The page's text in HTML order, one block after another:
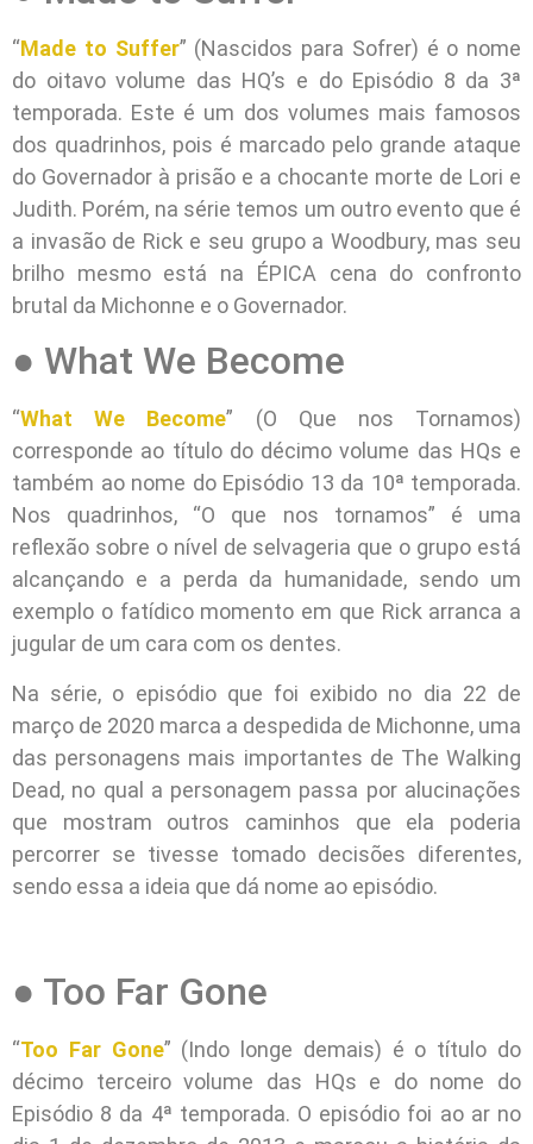
“Made to Suffer” (Nascidos para Sofrer) é o nome
do oitavo volume das HQ’s e do Episódio 8 da 3ª
temporada. Este é um dos volumes mais famosos
dos quadrinhos, pois é marcado pelo grande ataque
do Governador à prisão e a chocante morte de Lori e
Judith. Porém, na série temos um outro evento que é
a invasão de Rick e seu grupo a Woodbury, mas seu
brilho mesmo está na ÉPICA cena do confronto
brutal da Michonne e o Governador.
● What We Become
“What We Become” (O Que nos Tornamos)
corresponde ao título do décimo volume das HQs e
também ao nome do Episódio 13 da 10ª temporada.
Nos quadrinhos, “O que nos tornamos” é uma
reflexão sobre o nível de selvageria que o grupo está
alcançando e a perda da humanidade, sendo um
exemplo o fatídico momento em que Rick arranca a
jugular de um cara com os dentes.
Na série, o episódio que foi exibido no dia 22 de
março de 2020 marca a despedida de Michonne, uma
das personagens mais importantes de The Walking
Dead, no qual a personagem passa por alucinações
que mostram outros caminhos que ela poderia
percorrer se tivesse tomado decisões diferentes,
sendo essa a ideia que dá nome ao episódio.
● Too Far Gone
“Too Far Gone” (Indo longe demais) é o título do
décimo terceiro volume das HQs e do nome do
Episódio 8 da 4ª temporada. O episódio foi ao ar no